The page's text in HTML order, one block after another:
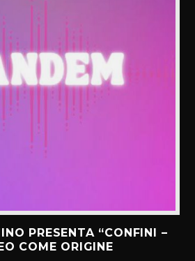
PRESENTA “CONFINI –
COME ORIGINE